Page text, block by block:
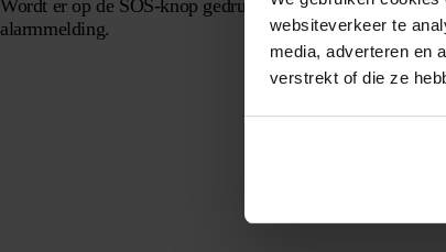
websiteverkeer te
media, adverteren en
verstrekt of die ze
Wordt er op de SOS-knop gedrukt? Jij krijgt direct een
alarmmelding.